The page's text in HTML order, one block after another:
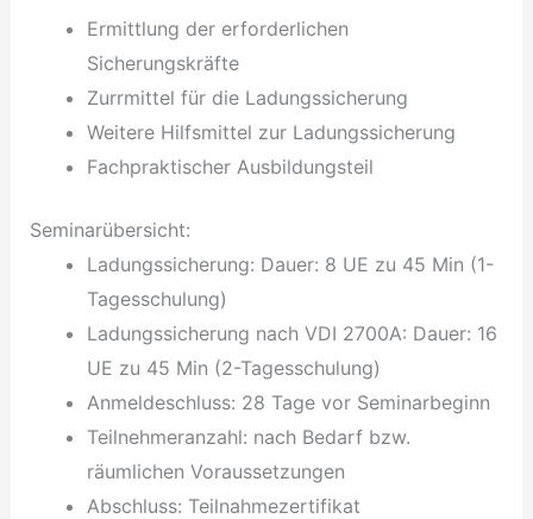
Ermittlung der erforderlichen
Sicherungskräfte
Zurrmittel für die Ladungssicherung
Weitere Hilfsmittel zur Ladungssicherung
Fachpraktischer Ausbildungsteil
Seminarübersicht:
Ladungssicherung: Dauer: 8 UE zu 45 Min (1-
Tagesschulung)
Ladungssicherung nach VDI 2700A: Dauer: 16
UE zu 45 Min (2-Tagesschulung)
Anmeldeschluss: 28 Tage vor Seminarbeginn
Teilnehmeranzahl: nach Bedarf bzw.
räumlichen Voraussetzungen
Abschluss: Teilnahmezertifikat